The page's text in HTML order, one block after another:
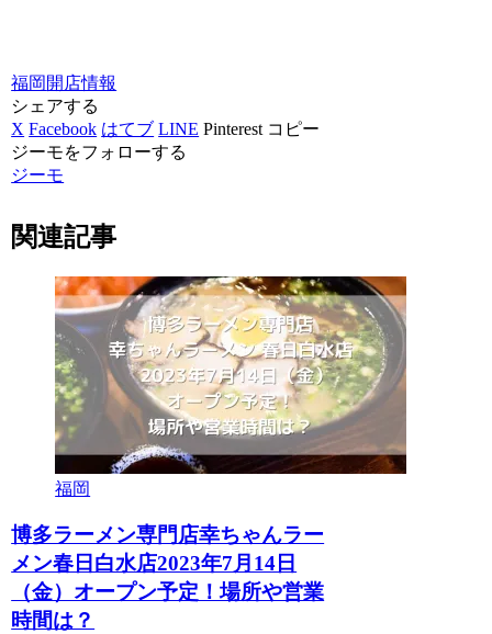
福岡 開店情報
シェアする
X Facebook はてブ LINE Pinterest コピー
ジーモをフォローする
ジーモ
関連記事
福岡
博多ラーメン専門店幸ちゃんラー
メン春日白水店2023年7月14日
（金）オープン予定！場所や営業
時間は？